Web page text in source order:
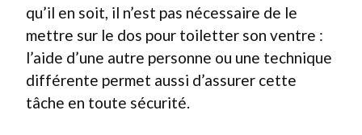
qu’il en soit, il n’est pas nécessaire de le
mettre sur le dos pour toiletter son ventre :
l’aide d’une autre personne ou une technique
différente permet aussi d’assurer cette
tâche en toute sécurité.